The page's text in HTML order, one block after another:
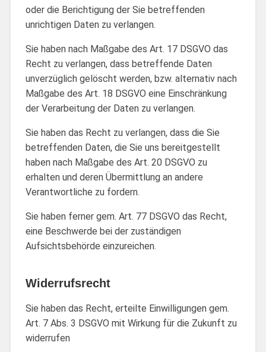
oder die Berichtigung der Sie betreffenden
unrichtigen Daten zu verlangen.
Sie haben nach Maßgabe des Art. 17 DSGVO das
Recht zu verlangen, dass betreffende Daten
unverzüglich gelöscht werden, bzw. alternativ nach
Maßgabe des Art. 18 DSGVO eine Einschränkung
der Verarbeitung der Daten zu verlangen.
Sie haben das Recht zu verlangen, dass die Sie
betreffenden Daten, die Sie uns bereitgestellt
haben nach Maßgabe des Art. 20 DSGVO zu
erhalten und deren Übermittlung an andere
Verantwortliche zu fordern.
Sie haben ferner gem. Art. 77 DSGVO das Recht,
eine Beschwerde bei der zuständigen
Aufsichtsbehörde einzureichen.
Widerrufsrecht
Sie haben das Recht, erteilte Einwilligungen gem.
Art. 7 Abs. 3 DSGVO mit Wirkung für die Zukunft zu
widerrufen